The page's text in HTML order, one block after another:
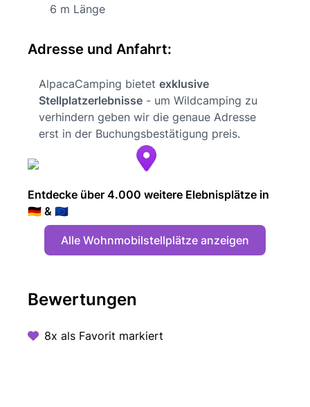
6 m Länge
Adresse und Anfahrt:
AlpacaCamping bietet exklusive
Stellplatzerlebnisse - um Wildcamping zu
verhindern geben wir die genaue Adresse
erst in der Buchungsbestätigung preis.
Entdecke über 4.000 weitere Elebnisplätze in
🇩🇪 & 🇪🇺
Alle Wohnmobilstellplätze anzeigen
Bewertungen
8x als Favorit markiert